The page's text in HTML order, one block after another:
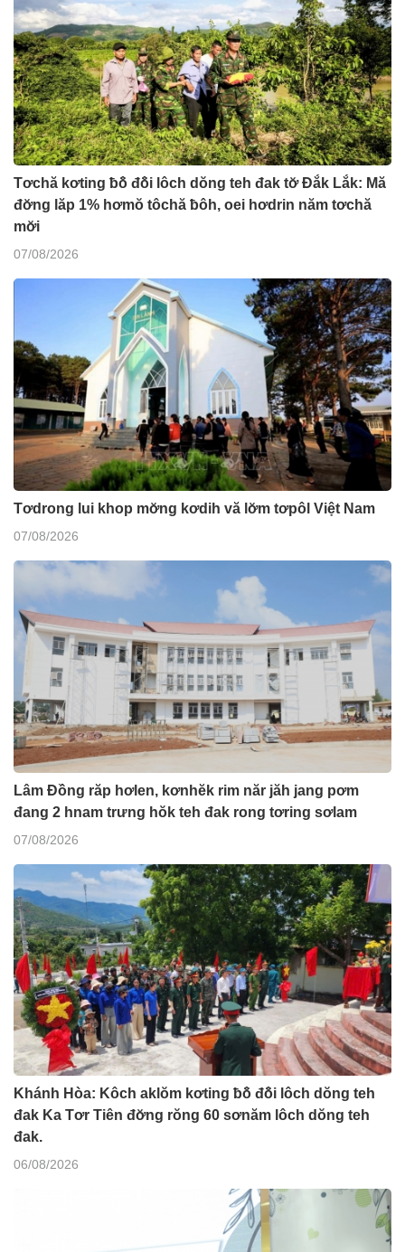
Tơchă kơting ƀô̆ đô̆i lôch dŏng teh đak tơ̆ Đắk Lắk: Mă
đơ̆ng lăp 1% hơmŏ tôchă ƀôh, oei hơdrin năm tơchă
mơ̆i
07/08/2026
Tơdrong lui khop mơ̆ng kơdih vă lơ̆m tơpôl Việt Nam
07/08/2026
Lâm Đồng răp hơlen, kơnhĕk rim năr jăh jang pơm
đang 2 hnam trưng hŏk teh đak rong tơring sơlam
07/08/2026
Khánh Hòa: Kôch aklŏm kơting ƀô̆ đô̆i lôch dŏng teh
đak Ka Tơr Tiên đơ̆ng rŏng 60 sơnăm lôch dŏng teh
đak.
06/08/2026